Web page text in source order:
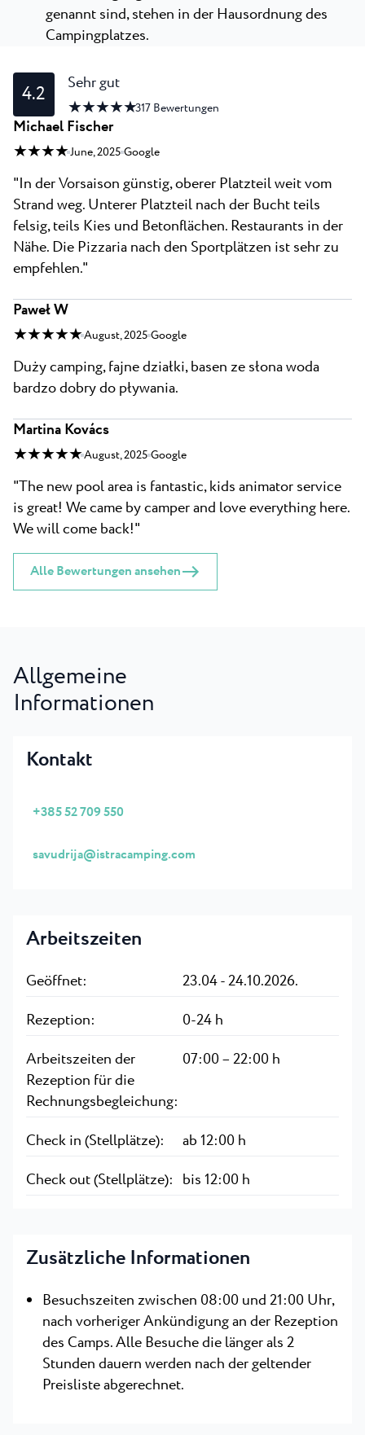
genannt sind, stehen in der Hausordnung des
Campingplatzes.
4.2 Sehr gut
★ ★ ★ ★ ★317 Bewertungen
Michael Fischer
★ ★ ★ ★ June, 2025 Google
"In der Vorsaison günstig, oberer Platzteil weit vom
Strand weg. Unterer Platzteil nach der Bucht teils
felsig, teils Kies und Betonflächen. Restaurants in der
Nähe. Die Pizzaria nach den Sportplätzen ist sehr zu
empfehlen."
Paweł W
★ ★ ★ ★ ★ August, 2025 Google
Duży camping, fajne działki, basen ze słona woda
bardzo dobry do pływania.
Martina Kovács
★ ★ ★ ★ ★ August, 2025 Google
"The new pool area is fantastic, kids animator service
is great! We came by camper and love everything here.
We will come back!"
Alle Bewertungen ansehen
Allgemeine
Informationen
Kontakt
+385 52 709 550
savudrija@istracamping.com
Arbeitszeiten
Geöffnet:
23.04 - 24.10.2026.
Rezeption:
0-24 h
Arbeitszeiten der
Rezeption für die
Rechnungsbegleichung:
07:00 – 22:00 h
Check in (Stellplätze):
ab 12:00 h
Check out (Stellplätze): bis 12:00 h
Zusätzliche Informationen
Besuchszeiten zwischen 08:00 und 21:00 Uhr,
nach vorheriger Ankündigung an der Rezeption
des Camps. Alle Besuche die länger als 2
Stunden dauern werden nach der geltender
Preisliste abgerechnet.